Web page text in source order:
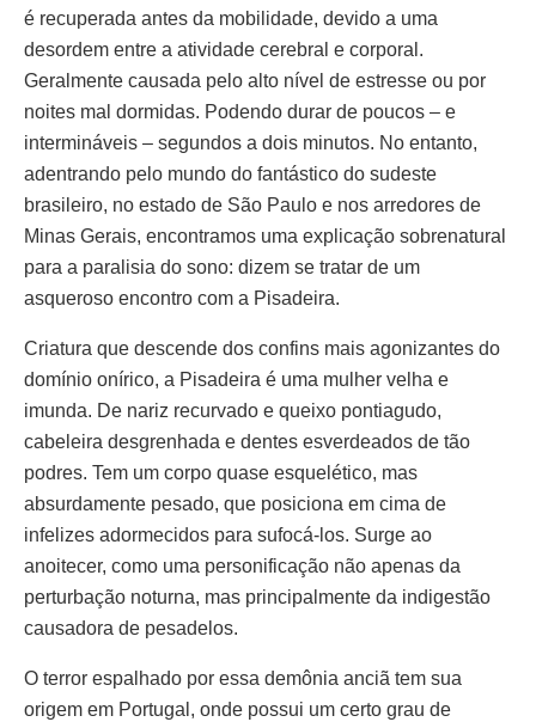
é recuperada antes da mobilidade, devido a uma
desordem entre a atividade cerebral e corporal.
Geralmente causada pelo alto nível de estresse ou por
noites mal dormidas. Podendo durar de poucos – e
intermináveis – segundos a dois minutos. No entanto,
adentrando pelo mundo do fantástico do sudeste
brasileiro, no estado de São Paulo e nos arredores de
Minas Gerais, encontramos uma explicação sobrenatural
para a paralisia do sono: dizem se tratar de um
asqueroso encontro com a Pisadeira.
Criatura que descende dos confins mais agonizantes do
domínio onírico, a Pisadeira é uma mulher velha e
imunda. De nariz recurvado e queixo pontiagudo,
cabeleira desgrenhada e dentes esverdeados de tão
podres. Tem um corpo quase esquelético, mas
absurdamente pesado, que posiciona em cima de
infelizes adormecidos para sufocá-los. Surge ao
anoitecer, como uma personificação não apenas da
perturbação noturna, mas principalmente da indigestão
causadora de pesadelos.
O terror espalhado por essa demônia anciã tem sua
origem em Portugal, onde possui um certo grau de